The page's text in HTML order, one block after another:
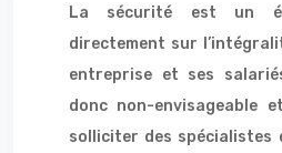
La sécurité est un
directement sur
entreprise et ses
donc non-envisageable
solliciter des spécialistes